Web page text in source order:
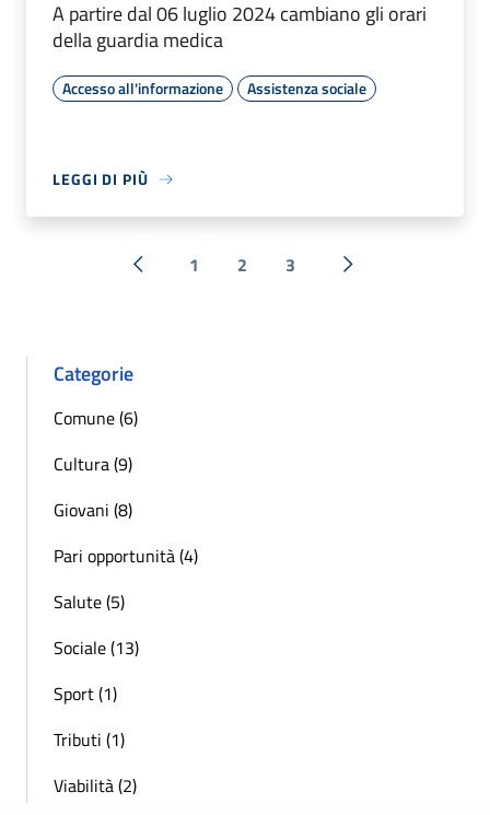
A partire dal 06 luglio 2024 cambiano gli orari
della guardia medica
Accesso all'informazione Assistenza sociale
LEGGI DI PIÙ
« Precedente
1 2 3 Successiva »
Categorie
Comune (6)
Cultura (9)
Giovani (8)
Pari opportunità (4)
Salute (5)
Sociale (13)
Sport (1)
Tributi (1)
Viabilità (2)